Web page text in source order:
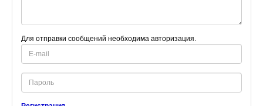
Для отправки сообщений необходима авторизация.
E-
mail
Password